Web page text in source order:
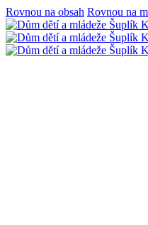
Rovnou na obsah Rovnou na